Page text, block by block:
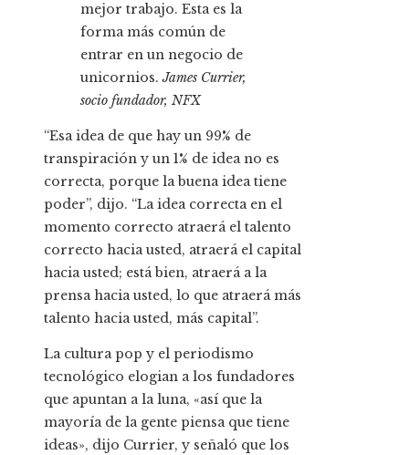
mejor trabajo. Esta es la
forma más común de
entrar en un negocio de
unicornios.James Currier,
socio fundador, NFX
“Esa idea de que hay un 99% de
transpiración y un 1% de idea no es
correcta, porque la buena idea tiene
poder”, dijo. “La idea correcta en el
momento correcto atraerá el talento
correcto hacia usted, atraerá el capital
hacia usted; está bien, atraerá a la
prensa hacia usted, lo que atraerá más
talento hacia usted, más capital”.
La cultura pop y el periodismo
tecnológico elogian a los fundadores
que apuntan a la luna, «así que la
mayoría de la gente piensa que tiene
ideas», dijo Currier, y señaló que los